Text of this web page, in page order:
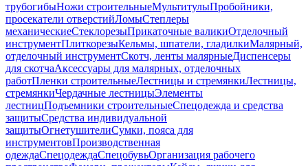
трубогибыНожи строительныеМультитулыПробойники,
просекатели отверстийЛомыСтеплеры
механическиеСтеклорезыПрикаточные валикиОтделочный
инструментПлиткорезыКельмы, шпатели, гладилкиМалярный,
отделочный инструментСкотч, ленты малярныеДиспенсеры
для скотчаАксессуары для малярных, отделочных
работПленки строительныеЛестницы и стремянкиЛестницы,
стремянкиЧердачные лестницыЭлементы
лестницПодъемники строительныеСпецодежда и средства
защитыСредства индивидуальной
защитыОгнетушителиСумки, пояса для
инструментовПроизводственная
одеждаСпецодеждаСпецобувьОрганизация рабочего